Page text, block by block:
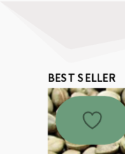
BEST SELLER